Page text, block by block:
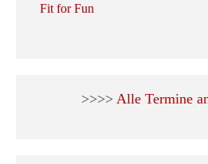
Fit for Fun
>>>> Alle Termine